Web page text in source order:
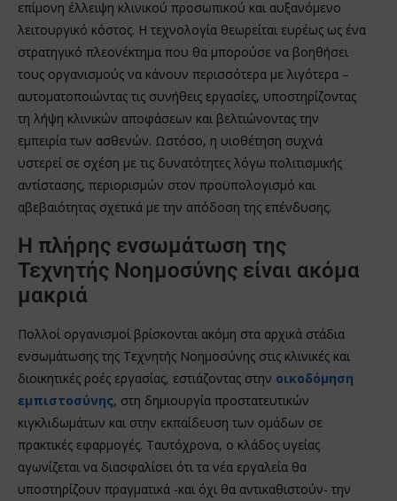
επίμονη έλλειψη κλινικού προσωπικού και αυξανόμενο
λειτουργικό κόστος. Η τεχνολογία θεωρείται ευρέως ως ένα
στρατηγικό πλεονέκτημα που θα μπορούσε να βοηθήσει
τους οργανισμούς να κάνουν περισσότερα με λιγότερα –
αυτοματοποιώντας τις συνήθεις εργασίες, υποστηρίζοντας
τη λήψη κλινικών αποφάσεων και βελτιώνοντας την
εμπειρία των ασθενών. Ωστόσο, η υιοθέτηση συχνά
υστερεί σε σχέση με τις δυνατότητες λόγω πολιτισμικής
αντίστασης, περιορισμών στον προϋπολογισμό και
αβεβαιότητας σχετικά με την απόδοση της επένδυσης.
Η πλήρης ενσωμάτωση της
Τεχνητής Νοημοσύνης είναι ακόμα
μακριά
Πολλοί οργανισμοί βρίσκονται ακόμη στα αρχικά στάδια
ενσωμάτωσης της Τεχνητής Νοημοσύνης στις κλινικές και
διοικητικές ροές εργασίας, εστιάζοντας στην οικοδόμηση
εμπιστοσύνης, στη δημιουργία προστατευτικών
κιγκλιδωμάτων και στην εκπαίδευση των ομάδων σε
πρακτικές εφαρμογές. Ταυτόχρονα, ο κλάδος υγείας
αγωνίζεται να διασφαλίσει ότι τα νέα εργαλεία θα
υποστηρίζουν πραγματικά -και όχι θα αντικαθιστούν- την